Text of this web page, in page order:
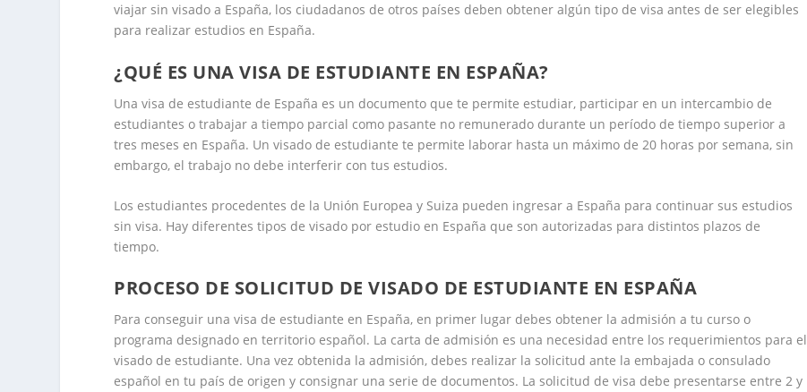
viajar sin visado a España, los ciudadanos de otros países deben obtener algún tipo de visa antes de ser elegibles
para realizar estudios en España.
¿QUÉ ES UNA VISA DE ESTUDIANTE EN ESPAÑA?
Una visa de estudiante de España es un documento que te permite estudiar, participar en un intercambio de
estudiantes o trabajar a tiempo parcial como pasante no remunerado durante un período de tiempo superior a
tres meses en España. Un visado de estudiante te permite laborar hasta un máximo de 20 horas por semana, sin
embargo, el trabajo no debe interferir con tus estudios.
Los estudiantes procedentes de la Unión Europea y Suiza pueden ingresar a España para continuar sus estudios
sin visa. Hay diferentes tipos de visado por estudio en España que son autorizadas para distintos plazos de
tiempo.
PROCESO DE SOLICITUD DE VISADO DE ESTUDIANTE EN ESPAÑA
Para conseguir una visa de estudiante en España, en primer lugar debes obtener la admisión a tu curso o
programa designado en territorio español. La carta de admisión es una necesidad entre los requerimientos para el
visado de estudiante. Una vez obtenida la admisión, debes realizar la solicitud ante la embajada o consulado
español en tu país de origen y consignar una serie de documentos. La solicitud de visa debe presentarse entre 2 y